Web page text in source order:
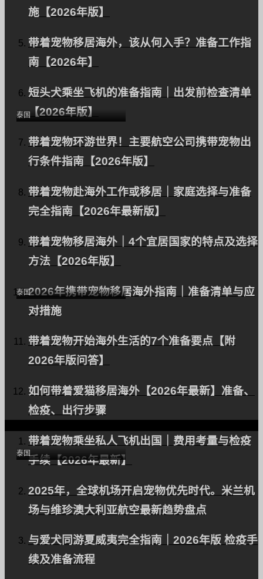
施【2026年版】
带着宠物移居海外，该从何入手？准备工作指
南【2026年】
短头犬乘坐飞机的准备指南｜出发前检查清单
【2026年版】
带着宠物环游世界！主要航空公司携带宠物出
行条件指南【2026年版】
带着宠物赴海外工作或移居｜家庭选择与准备
完全指南【2026年最新版】
带着宠物移居海外｜4个宜居国家的特点及选择
方法【2026年版】
2026年携带宠物移居海外指南｜准备清单与应
对措施
带着宠物开始海外生活的7个准备要点【附
2026年版问答】
如何带着爱猫移居海外【2026年最新】准备、
检疫、出行步骤
带着宠物乘坐私人飞机出国｜费用考量与检疫
手续【2026年最新】
2025年，全球机场开启宠物优先时代。米兰机
场与维珍澳大利亚航空最新趋势盘点
与爱犬同游夏威夷完全指南｜2026年版 检疫手
续及准备流程
具贵宾犬 | 移民
泰国
向泰国出口一只狗（混
犬）。
泰国
向泰国出口一条狗（贵宾
犬）。
泰国